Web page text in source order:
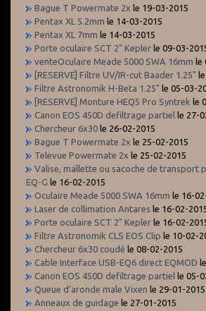
Bague T Powermate 2x le 19-03-2015
Pentax XL 5.2mm le 14-03-2015
Pentax XL 7mm le 14-03-2015
Porte oculaire SCT 2" Kepler le 09-03-
venteOculaire Meade 5000 SWA 16mm le
[RESERVE] Filtre UV/IR-cut Baader 1.25"
Filtre Astronomik H-Beta 1.25" le 05-03-
[RESERVE] Monture HEQ5 Pro Syntrek le
Canon EOS 450D defiltrage partiel le 27-
Chercheur 6x30 le 26-02-2015
Bague T Powermate 2x le 25-02-2015
Televue Powermate 2x le 25-02-2015
Valise, mallette ou sacoche de transport
EQ-G le 16-02-2015
Oculaire Meade 5000 SWA 16mm le 16-
Laser de collimation Antares le 16-02-
Porte oculaire SCT 2" Kepler le 16-02-
Filtre Astronomik CLS EOS Clip le 10-02-
Chercheur 6x30 coudé le 08-02-2015
Cable Interface USB-EQ6 direct EQMOD
Canon EOS 450D defiltrage partiel le 05-
Queue d'aronde male Vixen le 29-01-2015
Anneaux de guidage le 27-01-2015